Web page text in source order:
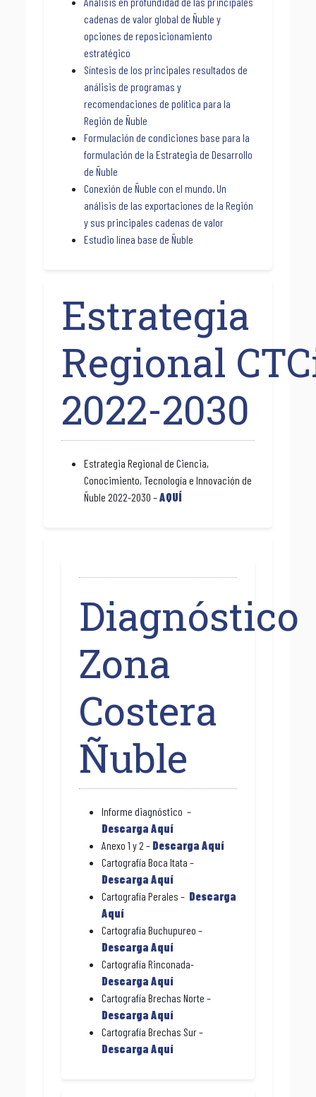
cadenas de valor global de Ñuble y
opciones de reposicionamiento
estratégico
Síntesis de los principales resultados de
análisis de programas y
recomendaciones de política para la
Región de Ñuble
Formulación de condiciones base para la
formulación de la Estrategia de Desarrollo
de Ñuble
Conexión de Ñuble con el mundo. Un
análisis de las exportaciones de la Región
y sus principales cadenas de valor
Estudio línea base de Ñuble
Estrategia
Regional
2022-2030
Estrategia Regional de Ciencia,
Conocimiento, Tecnología e Innovación de
Ñuble 2022-2030 –AQUÍ
Diagnóstico
Zona
Costera
Ñuble
Informe diagnóstico –
Descarga Aquí
Anexo 1 y 2 – Descarga Aquí
Cartografía Boca Itata –
Descarga Aquí
Cartografía Perales – Descarga
Aquí
Cartografía Buchupureo –
Descarga Aquí
Cartografía Rinconada-
Descarga Aquí
Cartografía Brechas Norte –
Descarga Aquí
Cartografía Brechas Sur –
Descarga Aquí